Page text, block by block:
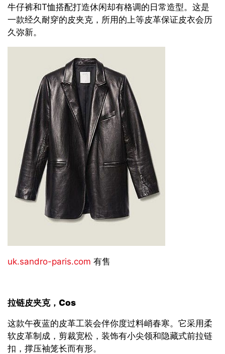
牛仔裤和T恤搭配打造休闲却有格调的日常造型。这是
一款经久耐穿的皮夹克，所用的上等皮革保证皮衣会历
久弥新。
uk.sandro-paris.com 有售
拉链皮夹克， Cos
这款午夜蓝的皮革工装会伴你度过料峭春寒。它采用柔
软皮革制成，剪裁宽松，装饰有小尖领和隐藏式前拉链
扣，撑压袖笼长而有形。